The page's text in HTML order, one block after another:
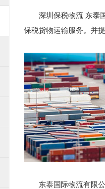
深圳保税物流 东泰
保税货物运输服务。并
东泰国际物流有限